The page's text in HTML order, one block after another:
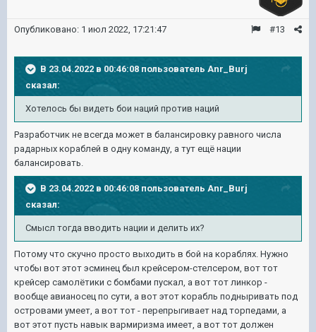
#13
Опубликовано: 1 июл 2022, 17:21:47
В 23.04.2022 в 00:46:08 пользователь Anr_Burj
сказал:
Хотелось бы видеть бои наций против наций
Разработчик не всегда может в балансировку равного числа
радарных кораблей в одну команду, а тут ещё нации
балансировать.
В 23.04.2022 в 00:46:08 пользователь Anr_Burj
сказал:
Смысл тогда вводить нации и делить их?
Потому что скучно просто выходить в бой на кораблях. Нужно
чтобы вот этот эсминец был крейсером-стелсером, вот тот
крейсер самолётики с бомбами пускал, а вот тот линкор -
вообще авианосец по сути, а вот этот корабль подныривать под
островами умеет, а вот тот - перепрыгивает над торпедами, а
вот этот пусть навык вармиризма имеет, а вот тот должен